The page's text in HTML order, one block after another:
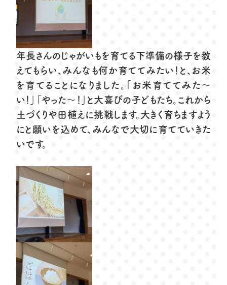
年長さんのじゃがいもを育てる下準備の様子を教
えてもらい、みんなも何か育ててみたい！と、お米
を育てることになりました。「お米育ててみた〜
い！」「やった〜！」と大喜びの子どもたち。これから
土づくりや田植えに挑戦します。大きく育ちますよう
にと願いを込めて、みんなで大切に育てていきた
いです。